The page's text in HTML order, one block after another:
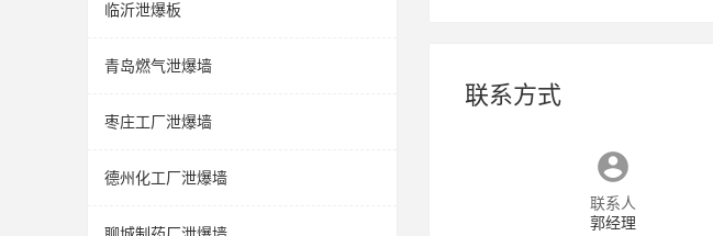
临沂泄爆板
青岛燃气泄爆墙
枣庄工厂泄爆墙
德州化工厂泄爆墙
联系方式
联系人
郭经理